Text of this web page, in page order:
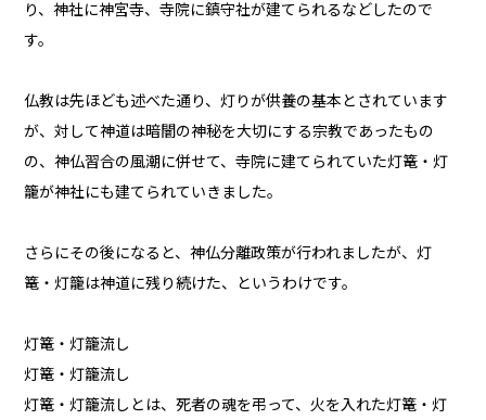
り、神社に神宮寺、寺院に鎮守社が建てられるなどしたので
す。
仏教は先ほども述べた通り、灯りが供養の基本とされています
が、対して神道は暗闇の神秘を大切にする宗教であったもの
の、神仏習合の風潮に併せて、寺院に建てられていた灯篭・灯
籠が神社にも建てられていきました。
さらにその後になると、神仏分離政策が行われましたが、灯
篭・灯籠は神道に残り続けた、というわけです。
灯篭・灯籠流し
灯篭・灯籠流し
灯篭・灯籠流しとは、死者の魂を弔って、火を入れた灯篭・灯